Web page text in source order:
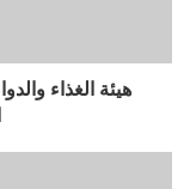
هيئة الغذاء